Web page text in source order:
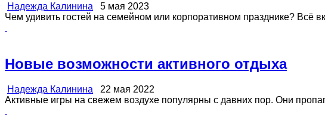
Надежда Калинина 5 мая 2023
Чем удивить гостей на семейном или корпоративном празднике? Всё
Новые возможности активного отдыха
Надежда Калинина 22 мая 2022
Активные игры на свежем воздухе популярны с давних пор. Они